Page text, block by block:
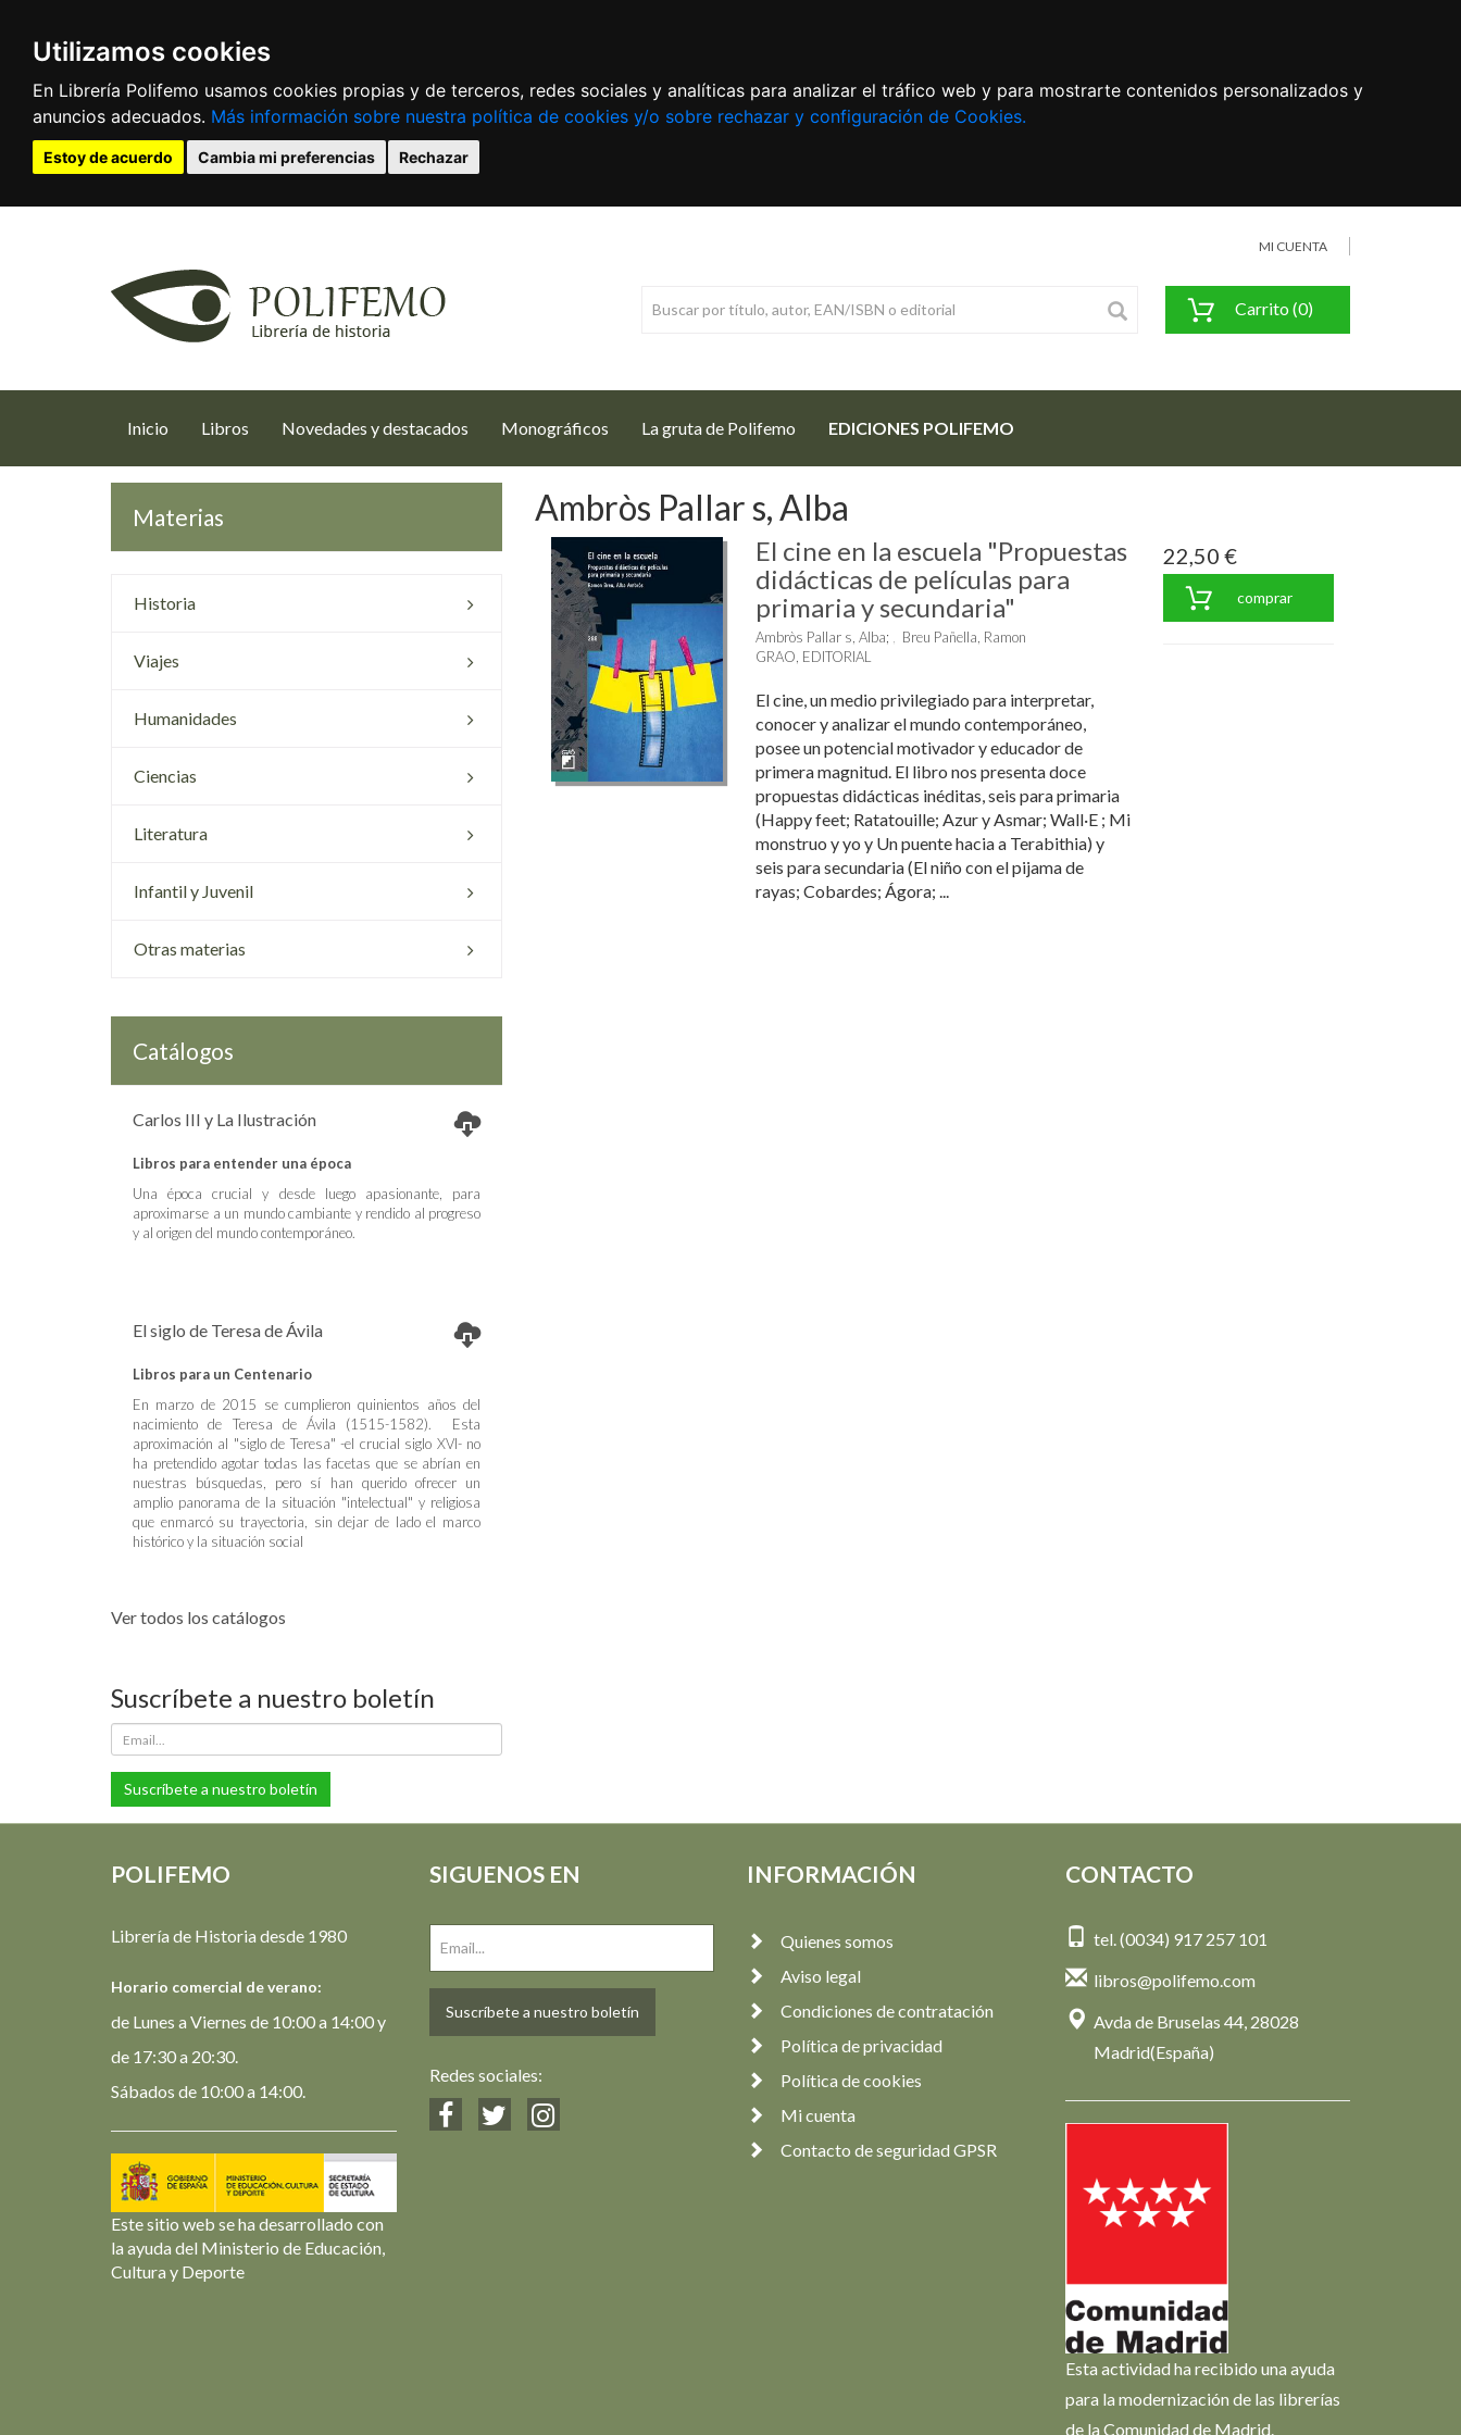
Utilizamos cookies
En Librería Polifemo usamos cookies propias y de terceros, redes sociales y analíticas para analizar el tráfico web y para mostrarte contenidos personalizados y
anuncios adecuados. Más información sobre nuestra política de cookies y/o sobre rechazar y configuración de Cookies.
Estoy de acuerdo Cambia mi preferencias Rechazar
MI CUENTA
Carrito (0)
Inicio (current)
Libros Novedades y destacados Monográficos La gruta de Polifemo EDICIONES POLIFEMO
Materias
Historia
Viajes
Humanidades
Ciencias
Literatura
Infantil y Juvenil
Otras materias
Catálogos
Carlos III y La Ilustración
Libros para entender una época
Una época crucial y desde luego apasionante, para
aproximarse a un mundo cambiante y rendido al progreso
y al origen del mundo contemporáneo.
El siglo de Teresa de Ávila
Libros para un Centenario
En marzo de 2015 se cumplieron quinientos años del
nacimiento de Teresa de Ávila (1515-1582). Esta
aproximación al "siglo de Teresa" -el crucial siglo XVI- no
ha pretendido agotar todas las facetas que se abrían en
nuestras búsquedas, pero sí han querido ofrecer un
amplio panorama de la situación "intelectual" y religiosa
que enmarcó su trayectoria, sin dejar de lado el marco
histórico y la situación social
Ver todos los catálogos
Suscríbete a nuestro boletín
Suscríbete a nuestro boletín
Ambròs Pallar s, Alba
El cine en la escuela "Propuestas
didácticas de películas para
primaria y secundaria"
Ambròs Pallar s, Alba;
Breu Pañella, Ramon
GRAO, EDITORIAL
El cine, un medio privilegiado para interpretar,
conocer y analizar el mundo contemporáneo,
posee un potencial motivador y educador de
primera magnitud. El libro nos presenta doce
propuestas didácticas inéditas, seis para primaria
(Happy feet; Ratatouille; Azur y Asmar; Wall·E ; Mi
monstruo y yo y Un puente hacia a Terabithia) y
seis para secundaria (El niño con el pijama de
rayas; Cobardes; Ágora; ...
22,50 €
comprar
POLIFEMO
Librería de Historia desde 1980
Horario comercial de verano:
de Lunes a Viernes de 10:00 a 14:00 y
de 17:30 a 20:30.
Sábados de 10:00 a 14:00.
Este sitio web se ha desarrollado con
la ayuda del Ministerio de Educación,
Cultura y Deporte
SIGUENOS EN
Suscríbete a nuestro boletín
Redes sociales:
INFORMACIÓN
Quienes somos
Aviso legal
Condiciones de contratación
Política de privacidad
Política de cookies
Mi cuenta
Contacto de seguridad GPSR
CONTACTO
tel. (0034) 917 257 101
libros@polifemo.com
Avda de Bruselas 44, 28028
Madrid(España)
Esta actividad ha recibido una ayuda
para la modernización de las librerías
de la Comunidad de Madrid.